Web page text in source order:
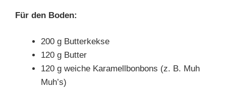
Für den Boden:
200 g Butterkekse
120 g Butter
120 g weiche Karamellbonbons (z. B. Muh
Muh’s)